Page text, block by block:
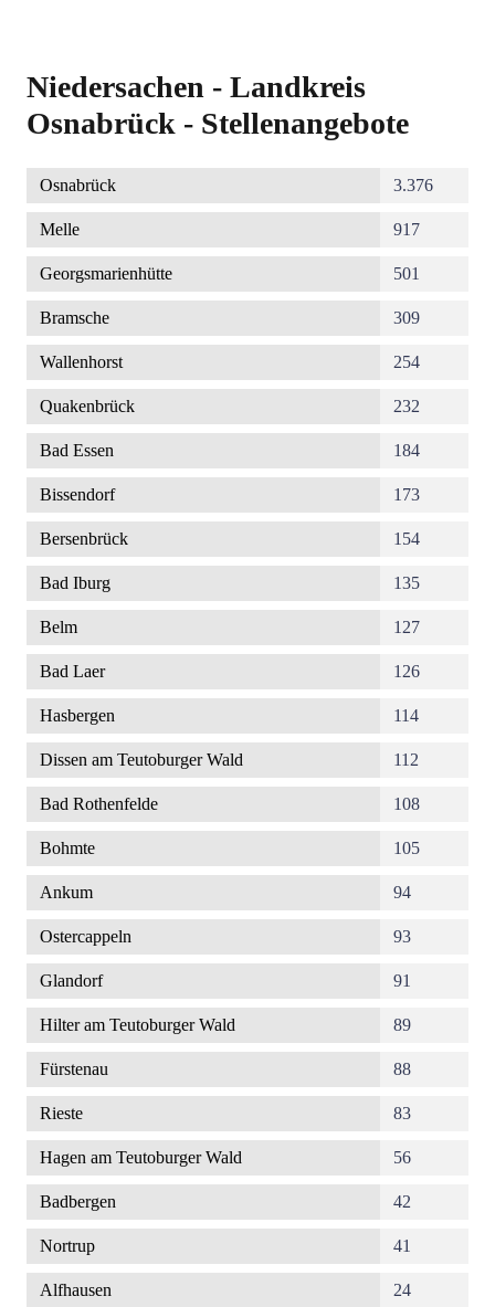
Niedersachen - Landkreis
Osnabrück - Stellenangebote
Osnabrück 3.376
Melle 917
Georgsmarienhütte 501
Bramsche 309
Wallenhorst 254
Quakenbrück 232
Bad Essen 184
Bissendorf 173
Bersenbrück 154
Bad Iburg 135
Belm 127
Bad Laer 126
Hasbergen 114
Dissen am Teutoburger Wald 112
Bad Rothenfelde 108
Bohmte 105
Ankum 94
Ostercappeln 93
Glandorf 91
Hilter am Teutoburger Wald 89
Fürstenau 88
Rieste 83
Hagen am Teutoburger Wald 56
Badbergen 42
Nortrup 41
Alfhausen 24